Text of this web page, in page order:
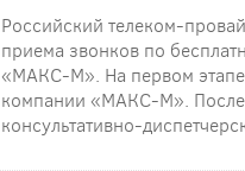
Российский телеком-
приема звонков по
«МАКС-М». На первом этапе
компании «МАКС-М». После
консультативно-